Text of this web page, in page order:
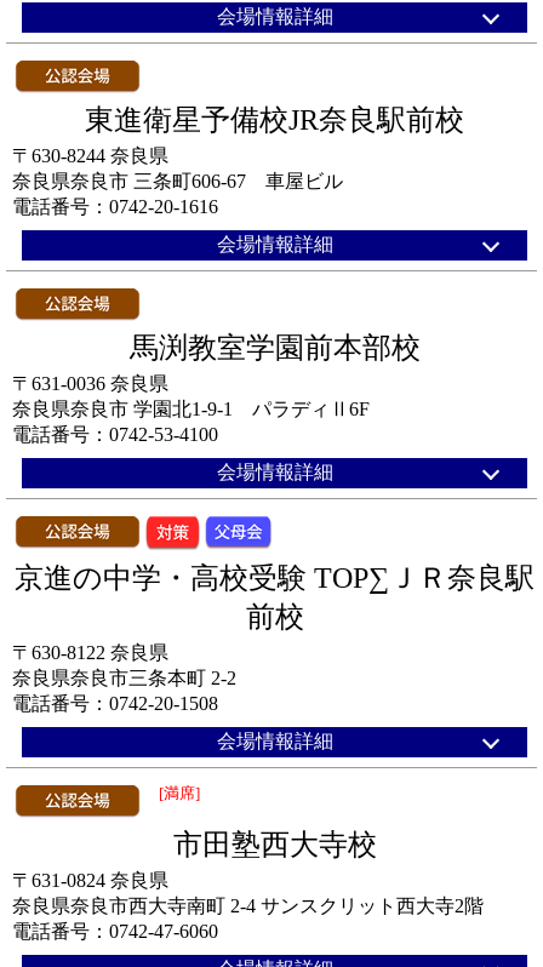
会場情報詳細
東進衛星予備校JR奈良駅前校
〒630-8244 奈良県
奈良県奈良市 三条町606-67 車屋ビル
電話番号：0742-20-1616
会場情報詳細
馬渕教室学園前本部校
〒631-0036 奈良県
奈良県奈良市 学園北1-9-1 パラディⅡ6F
電話番号：0742-53-4100
会場情報詳細
京進の中学・高校受験 TOP∑ＪＲ奈良駅
前校
〒630-8122 奈良県
奈良県奈良市三条本町 2-2
電話番号：0742-20-1508
会場情報詳細
[満席]
市田塾西大寺校
〒631-0824 奈良県
奈良県奈良市西大寺南町 2-4 サンスクリット西大寺2階
電話番号：0742-47-6060